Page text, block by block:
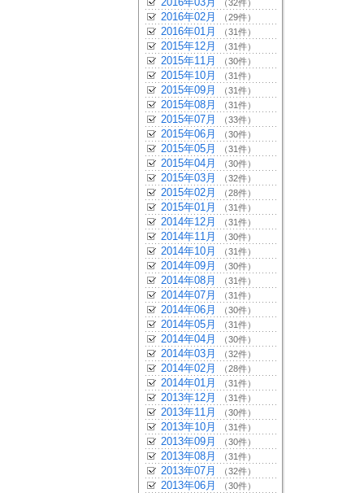
（32件）
2016年02月 （29件）
2016年01月 （31件）
2015年12月 （31件）
2015年11月 （30件）
2015年10月 （31件）
2015年09月 （31件）
2015年08月 （31件）
2015年07月 （33件）
2015年06月 （30件）
2015年05月 （31件）
2015年04月 （30件）
2015年03月 （32件）
2015年02月 （28件）
2015年01月 （31件）
2014年12月 （31件）
2014年11月 （30件）
2014年10月 （31件）
2014年09月 （30件）
2014年08月 （31件）
2014年07月 （31件）
2014年06月 （30件）
2014年05月 （31件）
2014年04月 （30件）
2014年03月 （32件）
2014年02月 （28件）
2014年01月 （31件）
2013年12月 （31件）
2013年11月 （30件）
2013年10月 （31件）
2013年09月 （30件）
2013年08月 （31件）
2013年07月 （32件）
2013年06月 （30件）